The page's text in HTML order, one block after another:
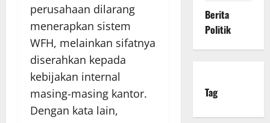
perusahaan dilarang
menerapkan sistem
WFH, melainkan sifatnya
diserahkan kepada
kebijakan internal
masing-masing kantor.
Dengan kata lain,
Berita
Politik
Tag